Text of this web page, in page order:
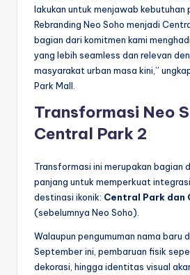
lakukan untuk menjawab kebutuhan
Rebranding Neo Soho menjadi
bagian dari komitmen kami
yang lebih seamless dan relevan
masyarakat urban masa kini,”
Park Mall.
Transformasi Neo
Central Park 2
Transformasi ini merupakan bagian
panjang untuk memperkuat
destinasi ikonik: Central Park dan
(sebelumnya Neo Soho).
Walaupun pengumuman nama baru
September ini, pembaruan fisik
dekorasi, hingga identitas visual